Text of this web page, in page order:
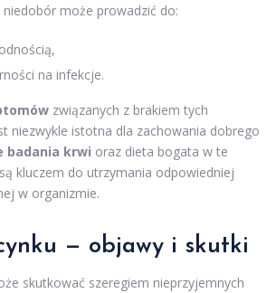
niedobór może prowadzić do:
na infekcje.
związanych z brakiem tych
niezwykle istotna dla zachowania dobrego
badania krwi oraz dieta bogata w te
kluczem do utrzymania odpowiedniej
w organizmie.
— objawy i skutki
skutkować szeregiem nieprzyjemnych